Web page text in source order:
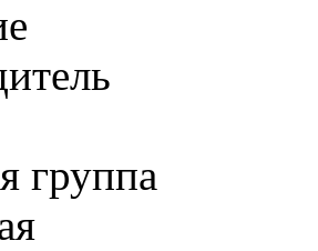
группа